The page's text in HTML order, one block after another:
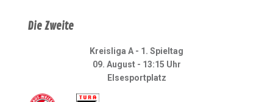
Die Zweite
Kreisliga A - 1. Spieltag
09. August - 13:15 Uhr
Elsesportplatz